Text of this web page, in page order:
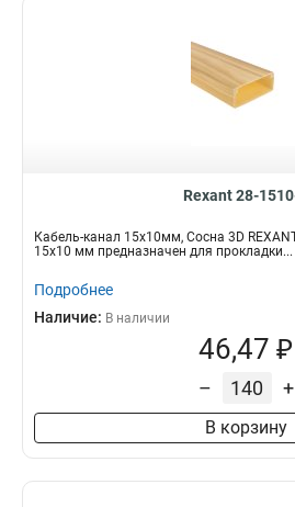
Rexant 28-
Кабель-канал 15х10мм, Сосна 3D
15х10 мм предназначен для прокладки...
Подробнее
Наличие: В наличии
46,47 ₽
– +
В корзину